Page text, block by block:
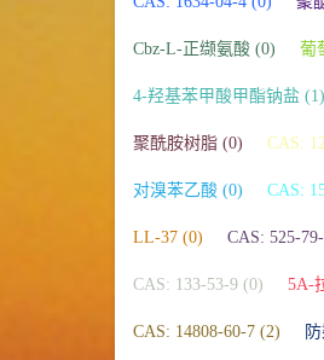
Cbz-L-正缬氨酸 (0) 葡
4-羟基苯甲酸甲酯钠盐 (1)
聚酰胺树脂 (0) CAS:
对溴苯乙酸 (0) CAS:
LL-37 (0) CAS: 525-
CAS: 133-53-9 (0) 5A-
CAS: 14808-60-7 (2)